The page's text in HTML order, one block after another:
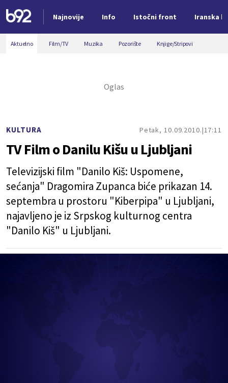
Najnovije Info Istočni front Iranska
Nova vest
Aktuelno Film/TV Muzika Pozorište Knjige/Stripovi
KULTURA Petak, 10.09.2010. 17:11
TV Film o Danilu Kišu u Ljubljani
Televizijski film "Danilo Kiš: Uspomene,
sećanja" Dragomira Zupanca biće prikazan 14.
septembra u prostoru "Kiberpipa" u Ljubljani,
najavljeno je iz Srpskog kulturnog centra
"Danilo Kiš" u Ljubljani.